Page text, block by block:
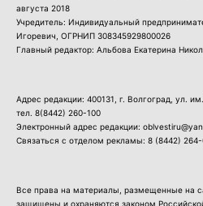
августа 2018
Учредитель: Индивидуальный
Игоревич, ОГРНИП 308345929800026
Главный редактор: Альбова Екатерина
Адрес редакции: 400131, г. Волгоград, ул.
тел. 8(8442) 260-100
Электронный адрес редакции:
Связаться с отделом рекламы: 8 (8442)
Все права на материалы, размещенные на
защищены и охраняются законом